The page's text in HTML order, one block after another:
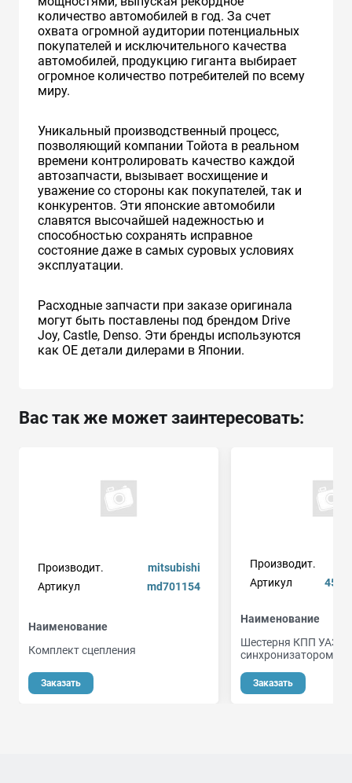
количество автомобилей в год. За счет
охвата огромной аудитории потенциальных
покупателей и исключительного качества
автомобилей, продукцию гиганта выбирает
огромное количество потребителей по всему
миру.
Уникальный производственный процесс,
позволяющий компании Тойота в реальном
времени контролировать качество каждой
автозапчасти, вызывает восхищение и
уважение со стороны как покупателей, так и
конкурентов. Эти японские автомобили
славятся высочайшей надежностью и
способностью сохранять исправное
состояние даже в самых суровых условиях
эксплуатации.
Расходные запчасти при заказе оригинала
могут быть поставлены под брендом Drive
Joy, Castle, Denso. Эти бренды используются
как ОЕ детали дилерами в Японии.
Вас так же может заинтересовать:
Производит.
mitsubishi
Артикул
md701154
Наименование
Комплект сцепления
Заказать
Производит.
Артикул
Наименование
Шестерня КПП УАЗ 3
синхронизатором
Заказать